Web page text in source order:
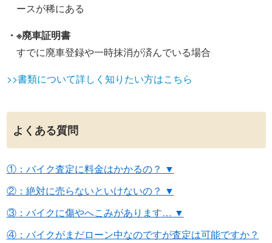
ースが稀にある
・※廃車証明書
すでに廃車登録や一時抹消が済んでいる場合
>>書類について詳しく知りたい方はこちら
よくある質問
①：バイク査定に料金はかかるの？ ▼
②：絶対に売らないといけないの？ ▼
③：バイクに傷やへこみがあります… ▼
④：バイクがまだローン中なのですが査定は可能ですか？